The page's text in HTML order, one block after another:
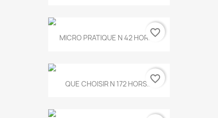
MICRO PRATIQUE N 42 HORS...
favorite_border
QUE CHOISIR N 172 HORS...favorite_border